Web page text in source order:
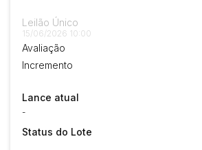
Leilão Único
15/06/2026 10:00
Avaliação
Incremento
Lance atual
-
Status do Lote